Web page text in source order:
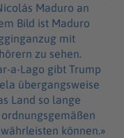
Maduro an
Bild ist Maduro
mit
zu sehen.
a-Lago gibt Trump
übergangsweise
Land so lange
können.»